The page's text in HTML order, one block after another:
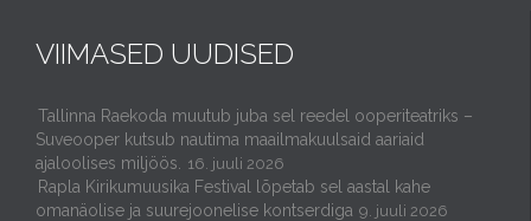
VIIMASED UUDISED
Tallinna Raekoda muutub juba sel reedel ooperiteatriks –
Suveooper kutsub nautima maailmakuulsaid aariaid
ajaloolises miljöös.
16. juuli 2026
Rapla Kirikumuusika Festival lõpetab sel aastal kahe
omanäolise ja suurejoonelise kontserdiga 9. juuli 2026